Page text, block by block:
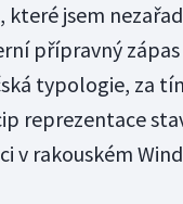
které jsem
přípravný
typologie, za
reprezentace
v rakouském